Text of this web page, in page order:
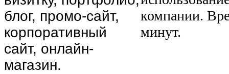
блог, промо-сайт,
корпоративный
сайт, онлайн-
магазин.
компании.
минут.